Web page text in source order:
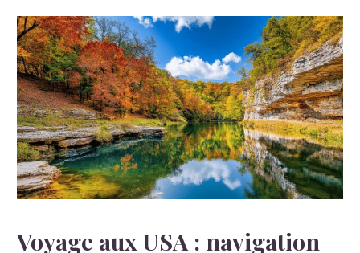
Voyage aux USA : navigation